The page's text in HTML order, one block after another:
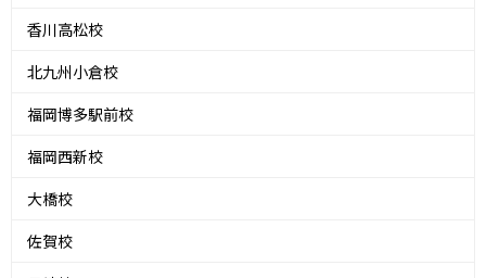
香川高松校
北九州小倉校
福岡博多駅前校
福岡西新校
大橋校
佐賀校